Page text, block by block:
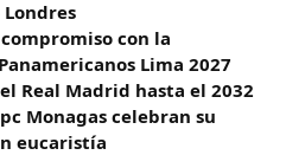
con la
Lima 2027
Real Madrid hasta el 2032
Monagas celebran su
eucaristía